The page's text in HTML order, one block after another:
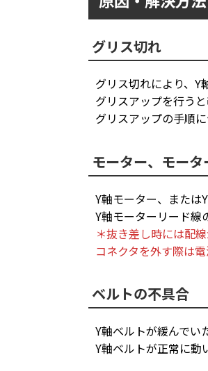
グリス切れ
グリス切れにより、Y
グリスアップを行う
グリスアップの手順
モーター、モー
Y軸モーター、または
Y軸モーターリード線
＊抜き差し時には配
コネクタを外す際は
ベルトの不具合
Y軸ベルトが緩んでい
Y軸ベルトが正常に動